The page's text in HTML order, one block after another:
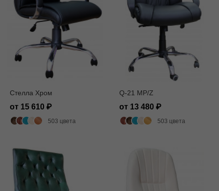
Стелла Хром
от 15 610
503 цвета
Q-21 MP/Z
от 13 480
503 цвета